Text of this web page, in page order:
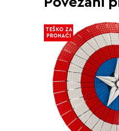
TEŠKO ZA
PRONAĆI